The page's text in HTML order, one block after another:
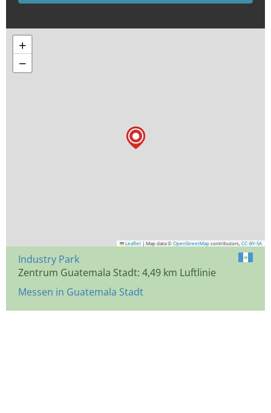
+
−
Leaflet | Map data © OpenStreetMap contributors, CC-BY-SA
Industry Park
Zentrum Guatemala Stadt: 4,49 km Luftlinie
Messen in Guatemala Stadt